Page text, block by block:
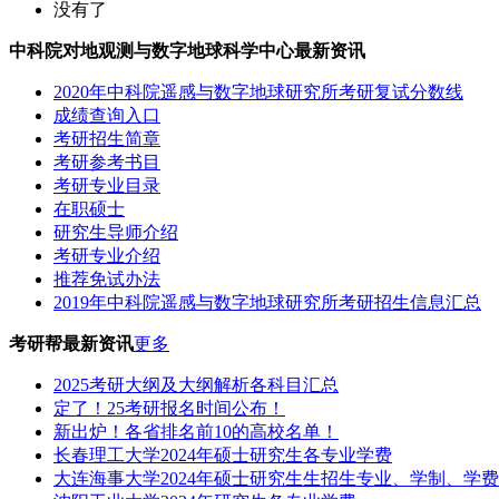
没有了
中科院对地观测与数字地球科学中心最新资讯
2020年中科院遥感与数字地球研究所考研复试分数线
成绩查询入口
考研招生简章
考研参考书目
考研专业目录
在职硕士
研究生导师介绍
考研专业介绍
推荐免试办法
2019年中科院遥感与数字地球研究所考研招生信息汇总
考研帮最新资讯更多
2025考研大纲及大纲解析各科目汇总
定了！25考研报名时间公布！
新出炉！各省排名前10的高校名单！
长春理工大学2024年硕士研究生各专业学费
大连海事大学2024年硕士研究生生招生专业、学制、学